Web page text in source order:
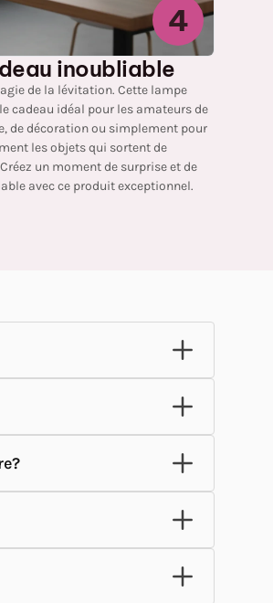
4
inoubliable
de la lévitation. Cette lampe
cadeau idéal pour les amateurs de
de décoration ou simplement pour
les objets qui sortent de
un moment de surprise et de
avec ce produit exceptionnel.